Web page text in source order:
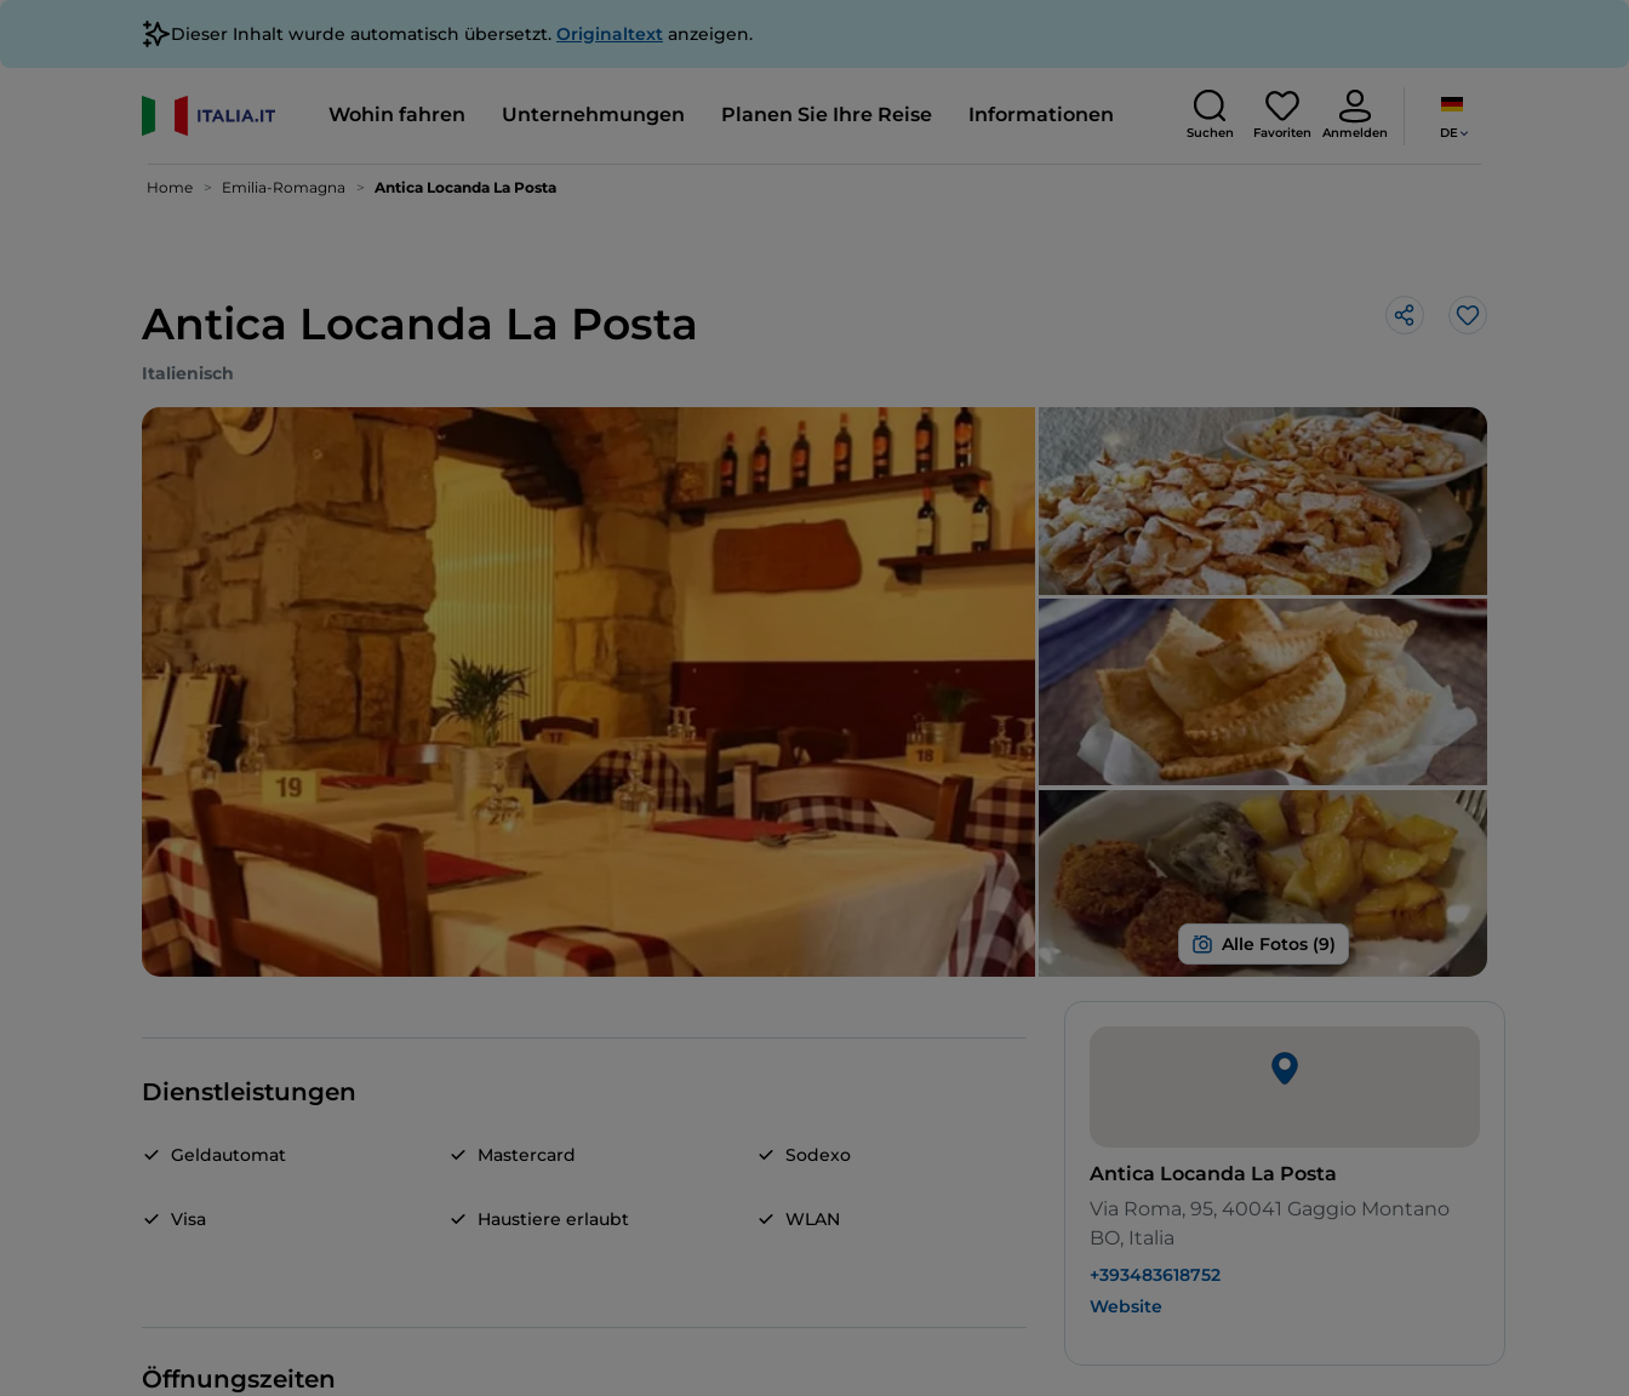
Dieser Inhalt wurde automatisch übersetzt. Originaltext anzeigen.
Wohin fahren Unternehmungen Planen Sie Ihre Reise Informationen
Suchen Favoriten Anmelden DE
Home Emilia-Romagna Antica Locanda La Posta
Antica Locanda La Posta Like
Italienisch
Dienstleistungen
Geldautomat Mastercard Sodexo
Visa Haustiere erlaubt WLAN
Öffnungszeiten
Antica Locanda La Posta
Via Roma, 95, 40041 Gaggio Montano
BO, Italia
+393483618752
Website